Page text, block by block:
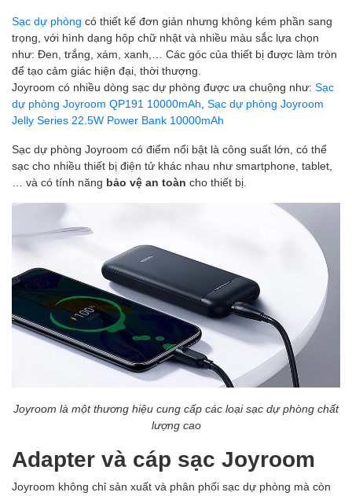
Sạc dự phòng có thiết kế đơn giản nhưng không kém phần sang
trọng, với hình dạng hộp chữ nhật và nhiều màu sắc lựa chọn
như: Đen, trắng, xám, xanh,… Các góc của thiết bị được làm tròn
để tạo cảm giác hiện đại, thời thượng.
Joyroom có nhiều dòng sạc dự phòng được ưa chuộng như: Sạc
dự phòng Joyroom QP191 10000mAh Sạc dự phòng Joyroom
Jelly Series 22.5W Power Bank 10000mAh
Sạc dự phòng Joyroom có điểm nổi bật là công suất lớn, có thể
sạc cho nhiều thiết bị điện tử khác nhau như smartphone, tablet,
… và có tính năng bảo vệ an toàn cho thiết bị.
Joyroom là một thương hiệu cung cấp các loại sạc dự phòng chất
lượng cao
Adapter và cáp sạc Joyroom
Joyroom không chỉ sản xuất và phân phối sạc dự phòng mà còn